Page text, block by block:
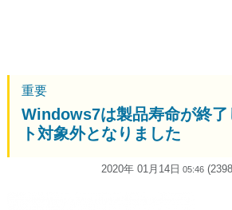
重要
Windows7は製品寿命が終了
ト対象外となりました
2020年 01月14日 05:46 (2398